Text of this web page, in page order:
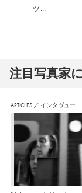
ッ...
注⽬写真家
ARTICLES ／ インタヴュー